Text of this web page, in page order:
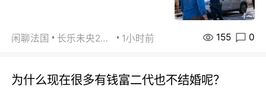
闲聊法国 长乐未央2015 1小时前 155 0
为什么现在很多有钱富二代也不结婚呢？